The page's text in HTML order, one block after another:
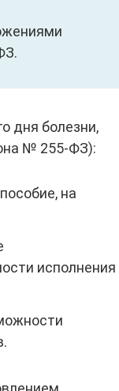
дня болезни,
№ 255-ФЗ):
на
исполнения